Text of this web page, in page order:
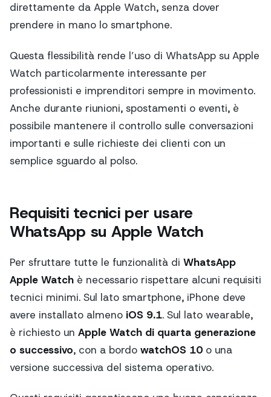
direttamente da Apple Watch, senza dover
prendere in mano lo smartphone.
Questa flessibilità rende l’uso di WhatsApp su Apple
Watch particolarmente interessante per
professionisti e imprenditori sempre in movimento.
Anche durante riunioni, spostamenti o eventi, è
possibile mantenere il controllo sulle conversazioni
importanti e sulle richieste dei clienti con un
semplice sguardo al polso.
Requisiti tecnici per usare
WhatsApp su Apple Watch
Per sfruttare tutte le funzionalità di WhatsApp
Apple Watch è necessario rispettare alcuni requisiti
tecnici minimi. Sul lato smartphone, iPhone deve
avere installato almeno iOS 9.1. Sul lato wearable,
è richiesto un Apple Watch di quarta generazione
o successivo, con a bordo watchOS 10 o una
versione successiva del sistema operativo.